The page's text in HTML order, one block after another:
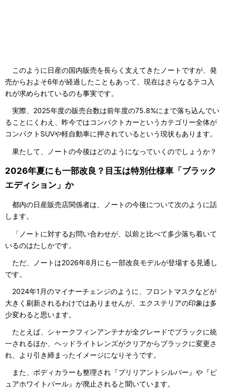
このように日産の国内販売を長らく支えてきたノートですが、発
売からおよそ6年が経過したこともあって、現在はさらなるテコ入
れが求められているのも事実です。
実際、2025年度の販売台数は前年度の75.8%にまで落ち込んでい
ることにくわえ、昨今ではコンパクトカーというカテゴリー全体が
コンパクトSUVや軽自動車に押されているという現状もあります。
果たして、ノートの今後はどのようになっていくのでしょうか？
2026年夏にも一部改良？目玉は特別仕様車「ブラック
エディション」か
都内の日産販売店関係者は、ノートの今後について次のように話
します。
「ノートに対するお問い合わせが、以前と比べて多少落ち着いて
いるのはたしかです。
ただ、ノートは2026年8月にも一部改良モデルが登場する見通し
です。
2024年1月のマイナーチェンジのように、フロントマスクなどが
大きく刷新されるわけではありませんが、エクステリアの印象は多
少変わると思います。
たとえば、シャークフィンアンテナが全グレードでブラックに統
一されるほか、ヘッドライトレンズがクリアからブラックに変更さ
れ、より引き締まったイメージになりそうです。
また、ボディカラーも整理され『ブリリアントシルバー』や『ピ
ュアホワイトパール』が廃止されると聞いています。